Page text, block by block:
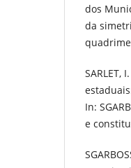
dos
da
SARLET,
In:
e